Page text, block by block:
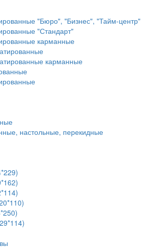
"Бюро", "Бизнес", "Тайм-центр"
"Стандарт"
карманные
карманные
настольные, перекидные